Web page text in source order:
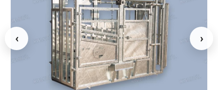
›
‹